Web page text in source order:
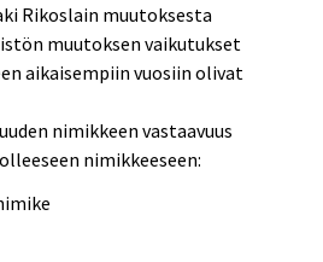
Rikoslain muutoksesta
muutoksen vaikutukset
aikaisempiin vuosiin olivat
nimikkeen vastaavuus
nimikkeeseen: